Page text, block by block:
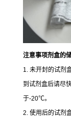
注意事项剂盒的
1. 未开封的试剂
到试剂盒后请尽
于-20℃。
2. 使用后的试剂